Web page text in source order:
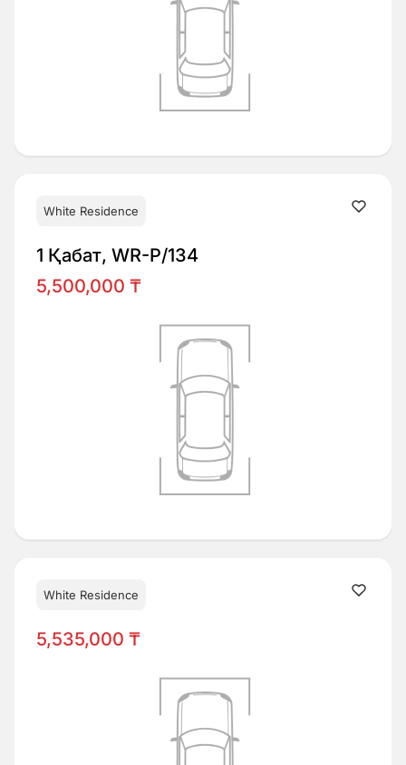
White Residence
1 Қабат, WR-P/134
5,500,000 ₸
White Residence
5,535,000 ₸